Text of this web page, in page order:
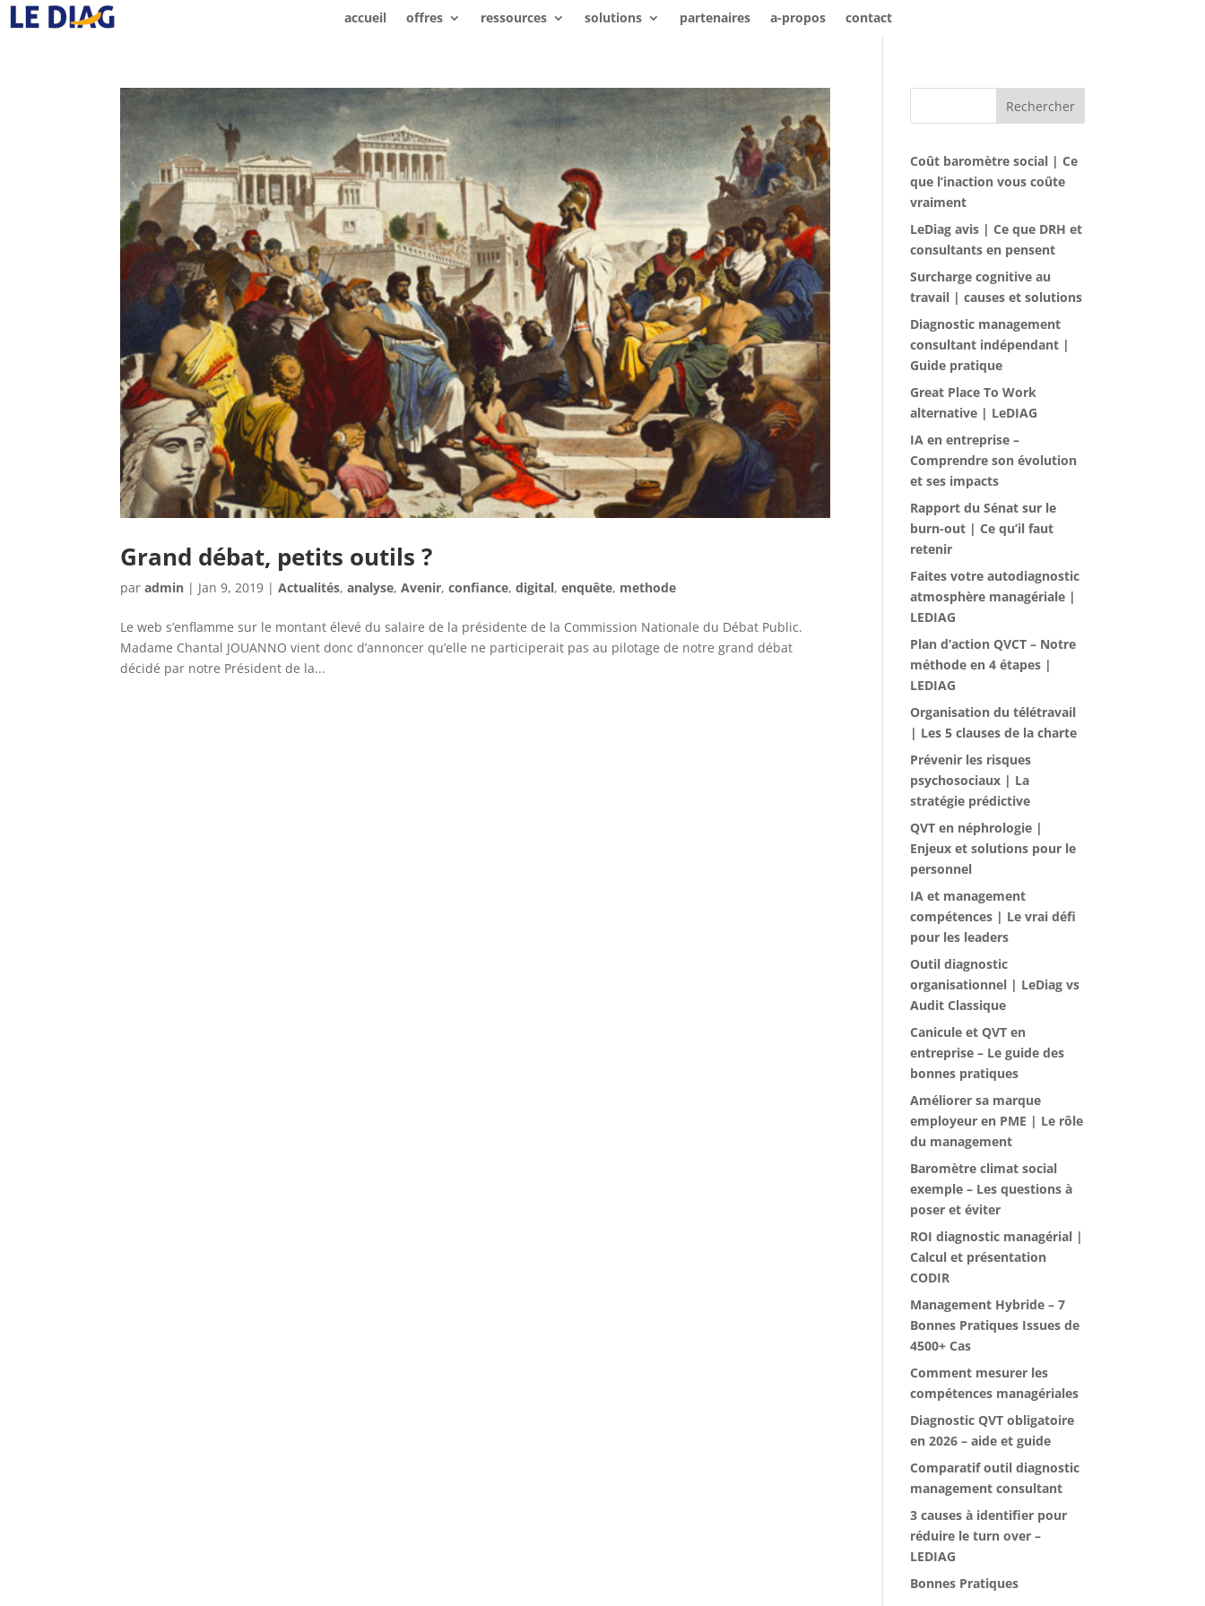
accueil offres ressources solutions partenaires a-propos contact
Grand débat, petits outils ?
paradmin | Jan 9, 2019 |Actualités,analyse,Avenir,confiance,digital,enquête, methode
Le web s’enflamme sur le montant élevé du salaire de la présidente de la Commission Nationale du Débat Public.
Madame Chantal JOUANNO vient donc d’annoncer qu’elle ne participerait pas au pilotage de notre grand débat
décidé par notre Président de la...
Rechercher
Coût baromètre social | Ce
que l’inaction vous coûte
vraiment
LeDiag avis | Ce que DRH et
consultants en pensent
Surcharge cognitive au
travail | causes et solutions
Diagnostic management
consultant indépendant |
Guide pratique
Great Place To Work
alternative | LeDIAG
IA en entreprise –
Comprendre son évolution
et ses impacts
Rapport du Sénat sur le
burn-out | Ce qu’il faut
retenir
Faites votre autodiagnostic
atmosphère managériale |
LEDIAG
Plan d’action QVCT – Notre
méthode en 4 étapes |
LEDIAG
Organisation du télétravail
| Les 5 clauses de la charte
Prévenir les risques
psychosociaux | La
stratégie prédictive
QVT en néphrologie |
Enjeux et solutions pour le
personnel
IA et management
compétences | Le vrai défi
pour les leaders
Outil diagnostic
organisationnel | LeDiag vs
Audit Classique
Canicule et QVT en
entreprise – Le guide des
bonnes pratiques
Améliorer sa marque
employeur en PME | Le rôle
du management
Baromètre climat social
exemple – Les questions à
poser et éviter
ROI diagnostic managérial |
Calcul et présentation
CODIR
Management Hybride – 7
Bonnes Pratiques Issues de
4500+ Cas
Comment mesurer les
compétences managériales
Diagnostic QVT obligatoire
en 2026 – aide et guide
Comparatif outil diagnostic
management consultant
3 causes à identifier pour
réduire le turn over –
LEDIAG
Bonnes Pratiques